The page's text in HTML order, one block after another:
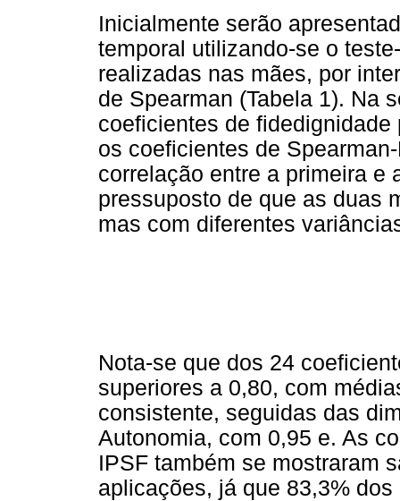
Inicialmente serão
temporal utilizando-se o
realizadas nas mães, por
de Spearman (Tabela 1). Na
coeficientes de
os coeficientes de
correlação entre a primeira e
pressuposto de que as duas
mas com diferentes
Nota-se que dos 24
superiores a 0,80, com
consistente, seguidas das
Autonomia, com 0,95 e. As
IPSF também se mostraram
aplicações, já que 83,3%